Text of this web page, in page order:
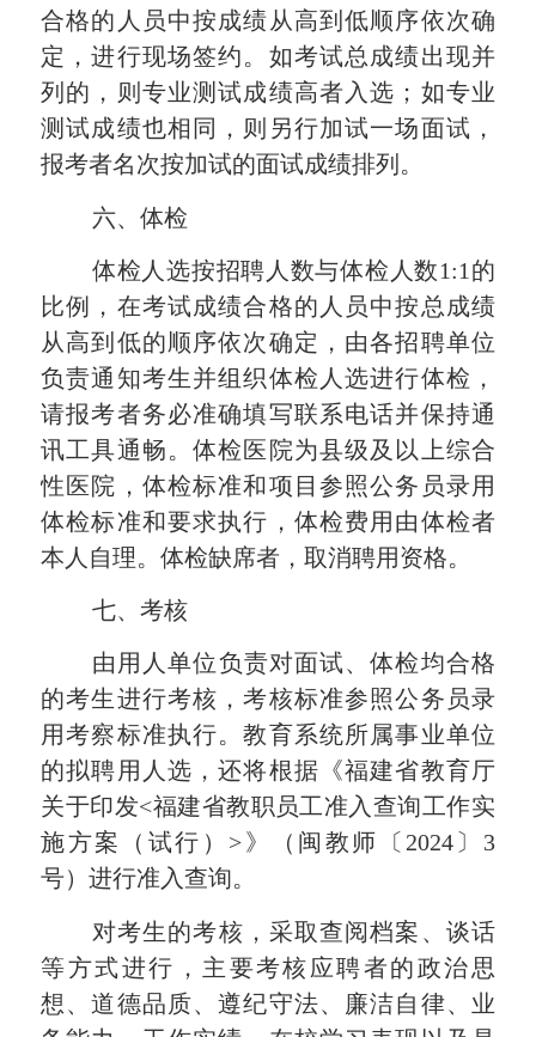
合格的人员中按成绩从高到低顺序依次确
定，进行现场签约。如考试总成绩出现并
列的，则专业测试成绩高者入选；如专业
测试成绩也相同，则另行加试一场面试 ，
报考者名次按加试的面试成绩排列 。
六、体检
体检人选按招聘人数与体检人数1:1的
比例，在考试成绩合格的人员中按总成绩
从高到低的顺序依次确定，由各招聘单位
负责通知考生并组织体检人选进行体检，
请报考者务必准确填写联系电话并保持通
讯工具通畅。体检医院为县级及以上综合
性医院，体检标准和项目参照公务员录用
体检标准和要求执行，体检费用由体检者
本人自理。体检缺席者，取消聘用资格。
七、考核
由用人单位负责对面试、体检均合格
的考生进行考核，考核标准参照公务员录
用考察标准执行。教育系统所属事业单位
的拟聘用人选，还将根据《福建省教育厅
关于印发<福建省教职员工准入查询工作实
施方案（试行）>》（闽教师〔2024〕3
号）进行准入查询。
对考生的考核，采取查阅档案、谈话
等方式进行，主要考核应聘者的政治思
想、道德品质、遵纪守法、廉洁自律、业